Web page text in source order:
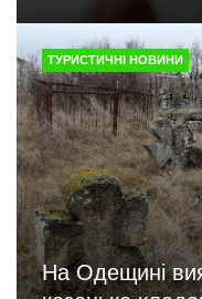
ТУРИСТИЧНІ НОВИНИ
На Одещині